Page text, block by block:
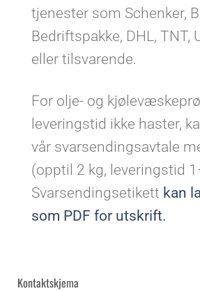
tjenester som Schenker,
Bedriftspakke, DHL, TNT,
eller tilsvarende.
For olje- og
leveringstid ikke haster,
vår svarsendingsavtale
(opptil 2 kg, leveringstid
Svarsendingsetikett kan
som PDF for utskrift.
Kontaktskjema